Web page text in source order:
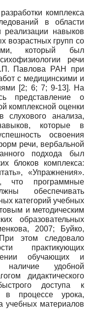
комплекса
в области
реализации навыков
возрастных групп со
который был
речи
Павлова РАН при
с медицинскими и
[2; 6; 7; 9-13]. На
представление о
комплексной оценки
слухового анализа,
которые в
освоения
речи, вербальной
подхода был
блоков комплекса:
«Упражнения».
что программные
обеспечивать
категорий учебных
и методическим
образовательных
2007;
Буйко,
этом следовало
практикующих
обучающих и
наличие удобной
дидактического
доступа к
в процессе урока,
учебных материалов